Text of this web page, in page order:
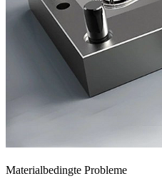
Materialbedingte Probleme